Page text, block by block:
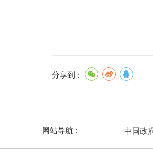
分享到：
网站导航： 中国政